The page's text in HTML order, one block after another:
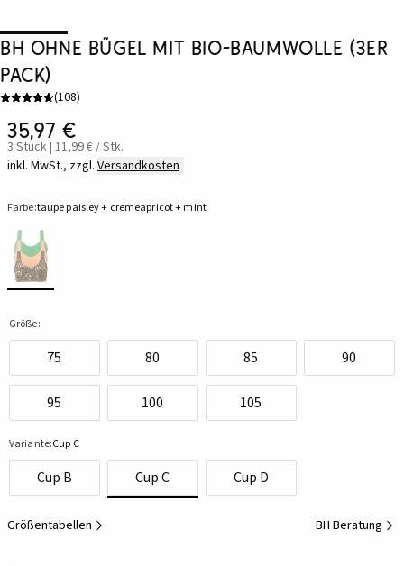
BH ohne Bügel mit Bio-Baumwolle (3er
Pack)
(108)
35,97 €
3 Stück | 11,99 € / Stk.
inkl. MwSt., zzgl. Versandkosten
Farbe:taupe paisley + cremeapricot + mint
Größe:
75 80 85 90
95 100 105
Variante:Cup C
Cup B Cup C Cup D
Größentabellen BH Beratung